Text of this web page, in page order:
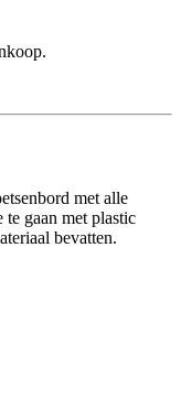
met alle
te gaan met plastic
bevatten.